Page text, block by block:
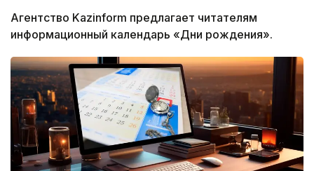
Агентство Kazinform предлагает читателям
информационный календарь «Дни рождения».